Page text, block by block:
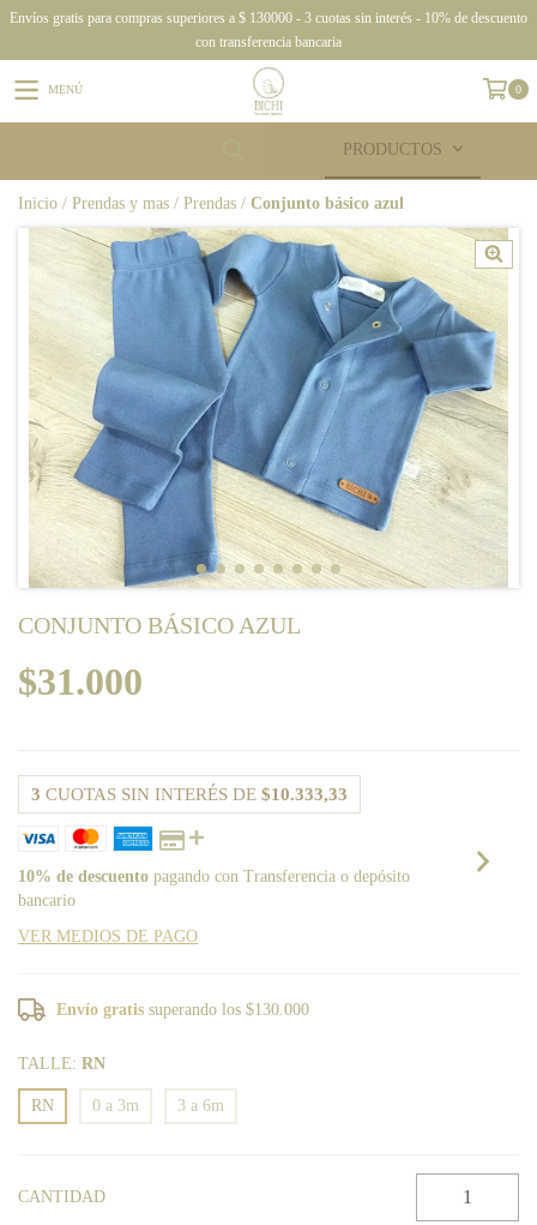
Envíos gratis para compras superiores a $ 130000 - 3 cuotas sin interés - 10% de descuento
con transferencia bancaria
MENÚ 0
PRODUCTOS
Inicio / Prendas y mas / Prendas / Conjunto básico azul
CONJUNTO BÁSICO AZUL
$31.000
3 CUOTAS SIN INTERÉS DE $10.333,33
10% de descuento pagando con Transferencia o depósito
bancario
VER MEDIOS DE PAGO
Envío gratis superando los$130.000
TALLE: RN
RN 0 a 3m 3 a 6m
CANTIDAD